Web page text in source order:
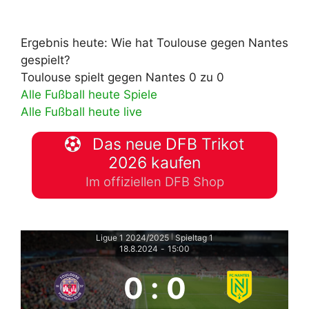
Ergebnis heute: Wie hat Toulouse gegen Nantes
gespielt?
Toulouse spielt gegen Nantes 0 zu 0
Alle Fußball heute Spiele
Alle Fußball heute live
Das neue DFB Trikot
2026 kaufen
Im offiziellen DFB Shop
Ligue 1 2024/2025 Spieltag 1
18.8.2024 - 15:00
0: 0